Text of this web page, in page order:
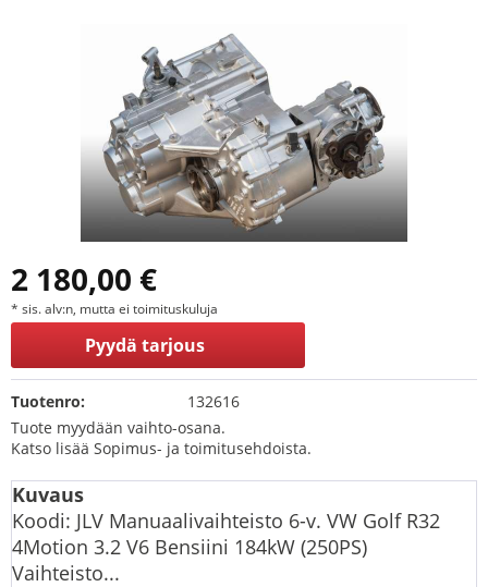
2 180,00 €
* sis. alv:n, mutta ei toimituskuluja
Pyydä tarjous
Tuotenro:
132616
Tuote myydään vaihto-osana.
Katso lisää Sopimus- ja toimitusehdoista.
Kuvaus
Koodi: JLV Manuaalivaihteisto 6-v. VW Golf R32
4Motion 3.2 V6 Bensiini 184kW (250PS)
Vaihteisto...